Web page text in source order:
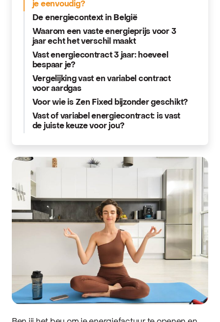
je eenvoudig?
De energiecontext in België
Waarom een vaste energieprijs voor 3
jaar echt het verschil maakt
Vast energiecontract 3 jaar: hoeveel
bespaar je?
Vergelijking vast en variabel contract
voor aardgas
Voor wie is Zen Fixed bijzonder geschikt?
Vast of variabel energiecontract: is vast
de juiste keuze voor jou?